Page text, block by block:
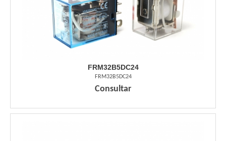
FRM32B5DC24
FRM32B5DC24
Consultar